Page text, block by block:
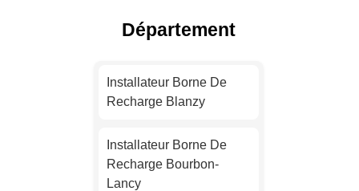
Recharge Nice
Recharge Nantes
Installateur Borne De
Département
Installateur Borne De
Recharge Blanzy
Installateur Borne De
Recharge Bourbon-
Lancy